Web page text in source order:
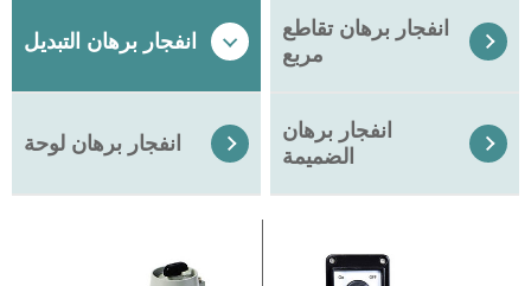
انفجار برهان التبديل 
انفجار برهان تقاطع
مربع

انفجار برهان لوحة 
انفجار برهان
الضميمة
